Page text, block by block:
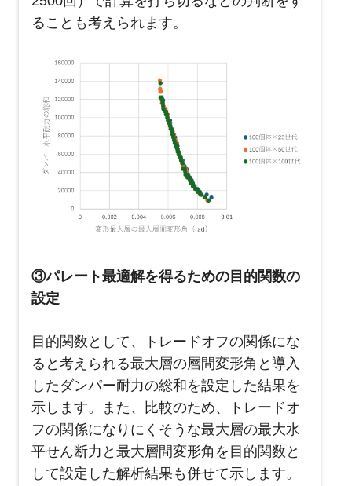
ることも考えられます。
③パレート最適解を得るための目的関数の
設定
目的関数として、トレードオフの関係にな
ると考えられる最大層の層間変形角と導入
したダンパー耐力の総和を設定した結果を
示します。また、比較のため、トレードオ
フの関係になりにくそうな最大層の最大水
平せん断力と最大層間変形角を目的関数と
して設定した解析結果も併せて示します。